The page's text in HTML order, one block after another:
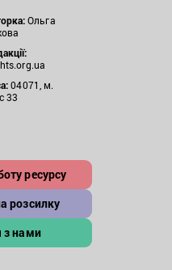
Ольга
04071, м.
33
ресурсу
розсилку
з нами